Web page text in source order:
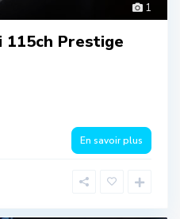
1
115ch Prestige
En savoir plus